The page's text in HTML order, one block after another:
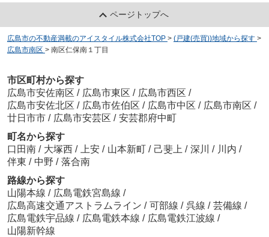
ページトップへ
広島市の不動産満載のアイスタイル株式会社TOP > (戸建(売買))地域から探す >
広島市南区 > 南区仁保南１丁目
市区町村から探す
広島市安佐南区 / 広島市東区 / 広島市西区 /
広島市安佐北区 / 広島市佐伯区 / 広島市中区 / 広島市南区 /
廿日市市 / 広島市安芸区 / 安芸郡府中町
町名から探す
口田南 / 大塚西 / 上安 / 山本新町 / 己斐上 / 深川 / 川内 /
伴東 / 中野 / 落合南
路線から探す
山陽本線 / 広島電鉄宮島線 /
広島高速交通アストラムライン / 可部線 / 呉線 / 芸備線 /
広島電鉄宇品線 / 広島電鉄本線 / 広島電鉄江波線 /
山陽新幹線